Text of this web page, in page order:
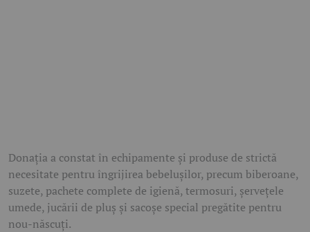
Donația a constat în echipamente și produse de strictă
necesitate pentru îngrijirea bebelușilor, precum biberoane,
suzete, pachete complete de igienă, termosuri, șervețele
umede, jucării de pluș și sacoșe special pregătite pentru
nou-născuți.